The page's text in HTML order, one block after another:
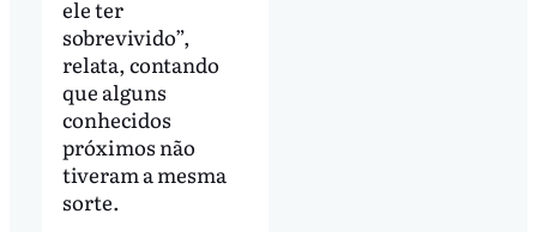
ele ter
sobrevivido”,
relata, contando
que alguns
conhecidos
próximos não
tiveram a mesma
sorte.